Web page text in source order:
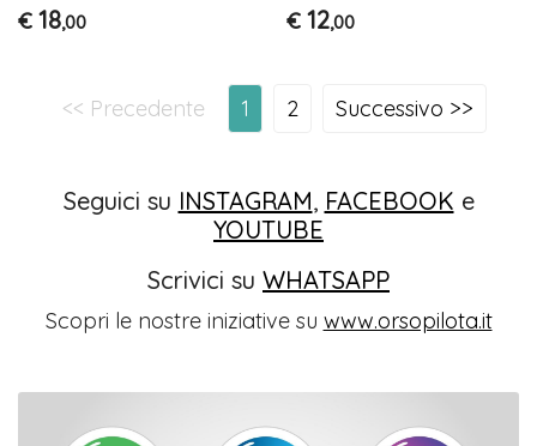
€ 18,00
€ 12,00
<< Precedente 1 2 Successivo >>
Seguici su INSTAGRAM, FACEBOOK e
YOUTUBE
Scrivici su WHATSAPP
Scopri le nostre iniziative su www.orsopilota.it